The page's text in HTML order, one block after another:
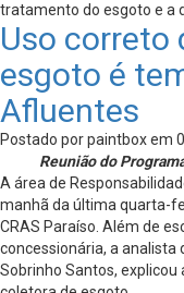
tratamento do esgoto e a
Uso correto
esgoto é
Afluentes
Postado por paintbox em
Reunião do
A área de
manhã da última quarta-
CRAS Paraíso. Além de
concessionária, a analista
Sobrinho Santos,